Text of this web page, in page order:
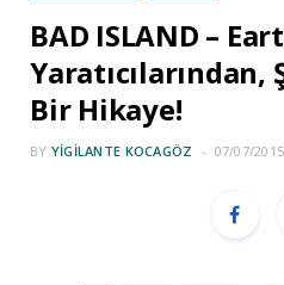
BAD ISLAND –
Yaratıcılarından,
Bir Hikaye!
BY YIGILANTE KOCAGÖZ 07/07/2015